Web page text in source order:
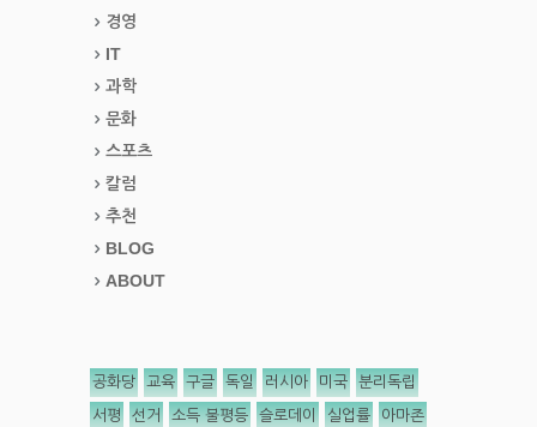
경영
IT
과학
문화
스포츠
칼럼
추천
BLOG
ABOUT
공화당 교육 구글 독일 러시아 미국 분리독립
서평 선거 소득 불평등 슬로데이 실업률 아마존